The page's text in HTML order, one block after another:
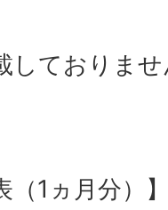
しておりま
（1ヵ月分）